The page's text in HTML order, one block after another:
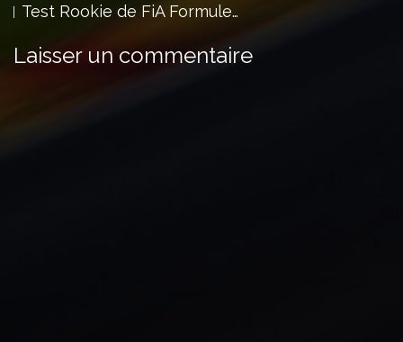
Test Rookie de FiA Formule…
Laisser un commentaire